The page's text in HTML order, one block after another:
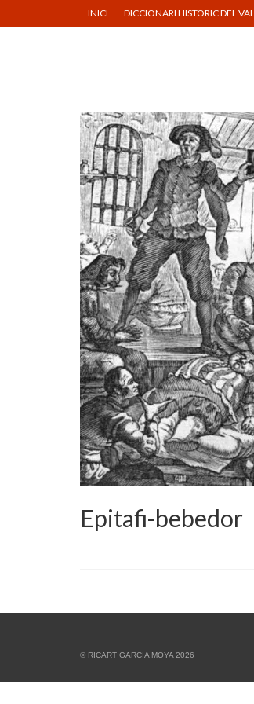
INICI DICCIONARI HISTORIC DEL
Epitafi-bebedor
© RICART GARCIA MOYA 2026